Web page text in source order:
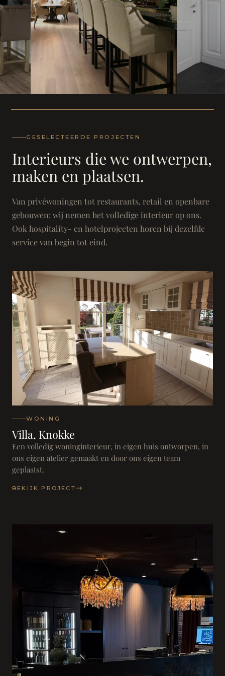
Landhuis - Grimbergen
GESELECTEERDE PROJECTEN
Interieurs die we ontwerpen,
maken en plaatsen.
Van privéwoningen tot restaurants, retail en openbare
gebouwen: wij nemen het volledige interieur op ons.
Ook hospitality- en hotelprojecten horen bij dezelfde
service van begin tot eind.
WONING
Villa, Knokke
Een volledig woninginterieur, in eigen huis ontworpen, in
ons eigen atelier gemaakt en door ons eigen team
geplaatst.
BEKIJK PROJECT